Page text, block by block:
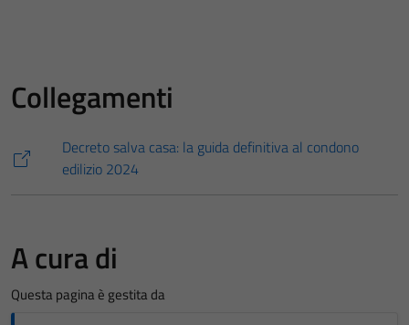
Collegamenti
Decreto salva casa: la guida definitiva al condono
edilizio 2024
A cura di
Questa pagina è gestita da